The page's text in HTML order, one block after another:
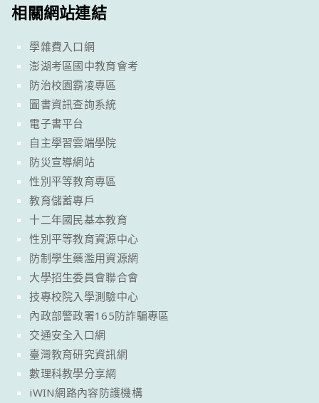
相關網站連結
學雜費入口網
澎湖考區國中教育會考
防治校園霸凌專區
圖書資訊查詢系統
電子書平台
自主學習雲端學院
防災宣導網站
性別平等教育專區
教育儲蓄專戶
十二年國民基本教育
性別平等教育資源中心
防制學生藥濫用資源網
大學招生委員會聯合會
技專校院入學測驗中心
內政部警政署165防詐騙專區
交通安全入口網
臺灣教育研究資訊網
數理科教學分享網
iWIN網路內容防護機構